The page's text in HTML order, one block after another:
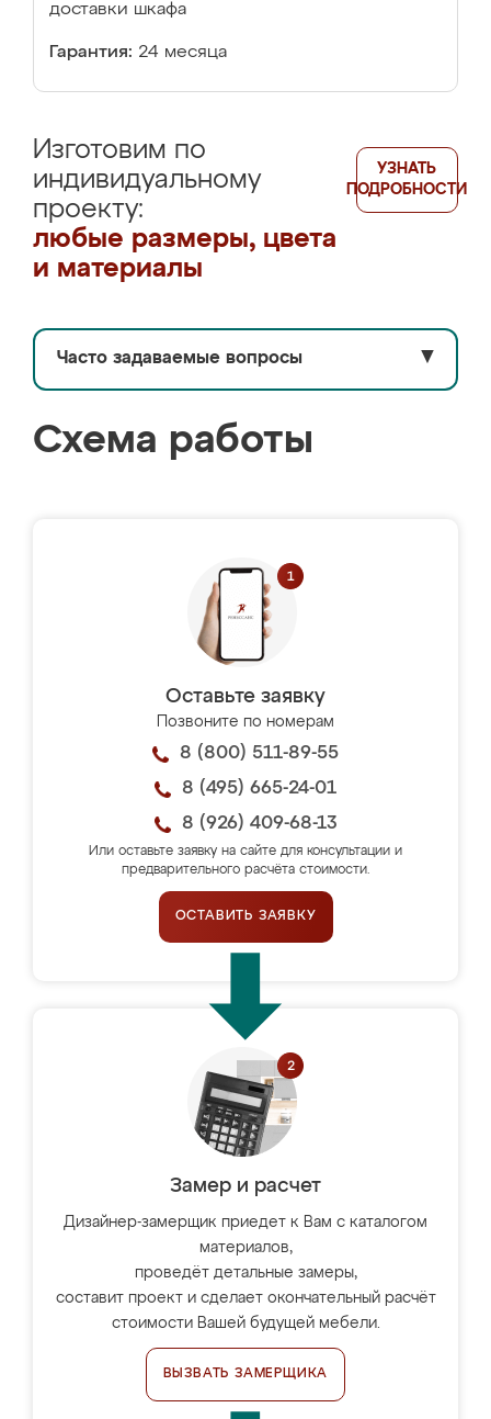
доставки шкафа
Гарантия: 24 месяца
Изготовим по
индивидуальному
проекту:
любые размеры, цвета
и материалы
УЗНАТЬ
ПОДРОБНОСТИ
Часто задаваемые вопросы ▼
Схема работы
Оставьте заявку
Позвоните по номерам
8 (800) 511-89-55
8 (495) 665-24-01
8 (926) 409-68-13
Или оставьте заявку на сайте для консультации и
предварительного расчёта стоимости.
ОСТАВИТЬ ЗАЯВКУ
Замер и расчет
Дизайнер-замерщик приедет к Вам с каталогом
материалов,
проведёт детальные замеры,
составит проект и сделает окончательный расчёт
стоимости Вашей будущей мебели.
ВЫЗВАТЬ ЗАМЕРЩИКА